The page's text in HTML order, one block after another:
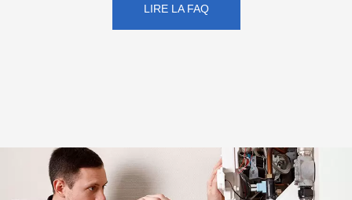
LIRE LA FAQ